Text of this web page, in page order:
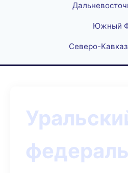
Южный
Северо-